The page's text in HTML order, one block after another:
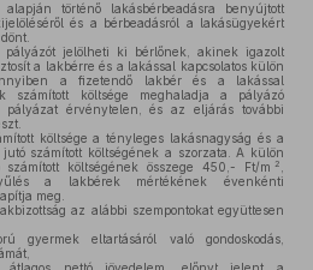
történő lakásbérbeadásra benyújtott
és a bérbeadásról a lakásügyekért
pályázót jelölheti ki bérlőnek, akinek igazolt
a lakbérre és a lakással kapcsolatos külön
a fizetendő lakbér és a lakással
számított költsége meghaladja a pályázó
pályázat érvénytelen, és az eljárás további
költsége a tényleges lakásnagyság és a
jutó számított költségének a szorzata. A külön
költségének összege 450,- Ft/m 2
a lakbérek mértékének évenkénti
meg.
az alábbi szempontokat együttesen
gyermek eltartásáról való gondoskodás,